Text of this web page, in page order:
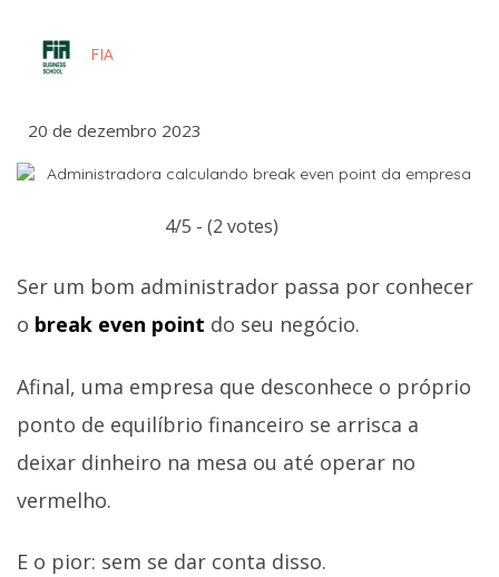
FIA
20 de dezembro 2023
4/5 - (2 votes)
Ser um bom administrador passa por conhecer
o break even point do seu negócio.
Afinal, uma empresa que desconhece o próprio
ponto de equilíbrio financeiro se arrisca a
deixar dinheiro na mesa ou até operar no
vermelho.
E o pior: sem se dar conta disso.